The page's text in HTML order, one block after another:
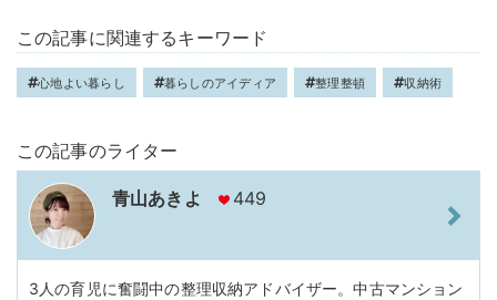
この記事に関連するキーワード
心地よい暮らし 暮らしのアイディア 整理整頓 収納術
この記事のライター
青山あきよ 449
3人の育児に奮闘中の整理収納アドバイザー。中古マンション